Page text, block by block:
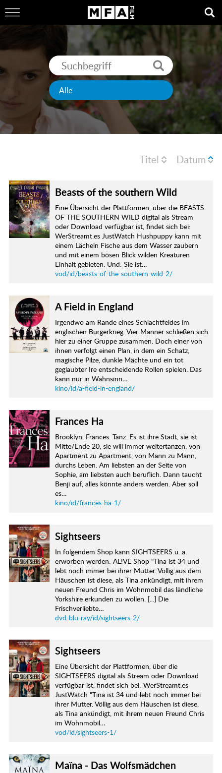
Titel Datum
Beasts of the southern Wild
Eine Übersicht der Plattformen, über die BEASTS
OF THE SOUTHERN WILD digital als Stream
oder Download verfügbar ist, findet sich bei:
WerStreamt.es JustWatch Hushpuppy kann mit
einem Lächeln Fische aus dem Wasser zaubern
und mit einem bösen Blick wilden Kreaturen
Einhalt gebieten. Und: Sie ist…
vod/id/beasts-of-the-southern-wild-2/
A Field in England
Irgendwo am Rande eines Schlachtfeldes im
englischen Bürgerkrieg. Vier Männer schließen sich
hier zu einer Gruppe zusammen. Doch einer von
ihnen verfolgt einen Plan, in dem ein Schatz,
magische Pilze, dunkle Mächte und ein tot
geglaubter Ire entscheidende Rollen spielen. Das
kann nur in Wahnsinn…
kino/id/a-field-in-england/
Frances Ha
Brooklyn. Frances. Tanz. Es ist ihre Stadt, sie ist
Mitte/Ende 20, sie will immer weitertanzen, von
Apartment zu Apartment, von Mann zu Mann,
durchs Leben. Am liebsten an der Seite von
Sophie, am liebsten auch beruflich. Dann taucht
Benji auf, alles könnte anders werden. Aber soll
es…
kino/id/frances-ha-1/
Sightseers
In folgendem Shop kann SIGHTSEERS u. a.
erworben werden: AL!VE Shop "Tina ist 34 und
lebt noch immer bei ihrer Mutter. Völlig aus dem
Häuschen ist diese, als Tina ankündigt, mit ihrem
neuen Freund Chris im Wohnmobil das ländliche
Yorkshire erkunden zu wollen. [...] Die
Frischverliebte…
dvd-blu-ray/id/sightseers-2/
Sightseers
Eine Übersicht der Plattformen, über die
SIGHTSEERS digital als Stream oder Download
verfügbar ist, findet sich bei: WerStreamt.es
JustWatch "Tina ist 34 und lebt noch immer bei
ihrer Mutter. Völlig aus dem Häuschen ist diese,
als Tina ankündigt, mit ihrem neuen Freund Chris
im Wohnmobil…
vod/id/sightseers-1/
Maïna - Das Wolfsmädchen